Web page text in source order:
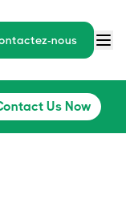
nous
Us Now